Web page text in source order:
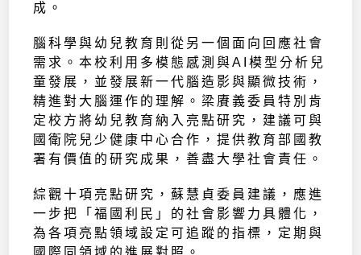
成。
腦科學與幼兒教育則從另一個面向回應社會
需求。本校利用多模態感測與AI模型分析兒
童發展，並發展新一代腦造影與顯微技術，
精進對大腦運作的理解。梁賡義委員特別肯
定校方將幼兒教育納入亮點研究，建議可與
國衛院兒少健康中心合作，提供教育部國教
署有價值的研究成果，善盡大學社會責任。
綜觀十項亮點研究，蘇慧貞委員建議，應進
一步把「福國利民」的社會影響力具體化，
為各項亮點領域設定可追蹤的指標，定期與